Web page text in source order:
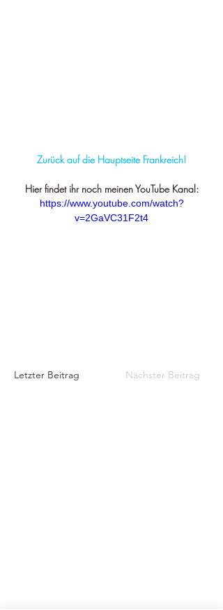
Zurück auf die Hauptseite Frankreich!
Hier findet ihr noch meinen YouTube Kanal:
https://www.youtube.com/watch?
v=2GaVC31F2t4
Letzter Beitrag Nächster Beitrag